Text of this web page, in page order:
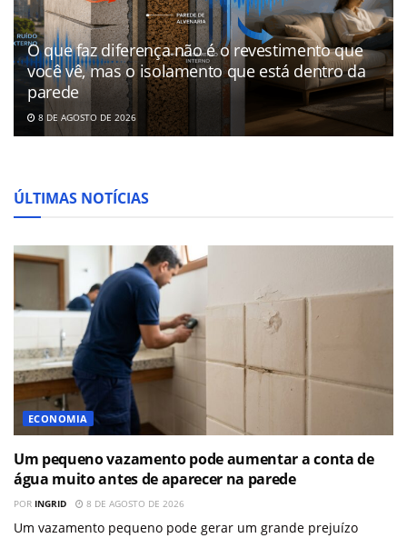
O que faz diferença não é o revestimento que
você vê, mas o isolamento que está dentro da
parede
8 DE AGOSTO DE 2026
ÚLTIMAS NOTÍCIAS
ECONOMIA
Um pequeno vazamento pode aumentar a conta de
água muito antes de aparecer na parede
POR INGRID 8 DE AGOSTO DE 2026
Um vazamento pequeno pode gerar um grande prejuízo